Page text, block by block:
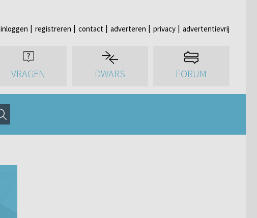
inloggen registreren contact adverteren privacy advertentievrij
VRAGEN DWARS FORUM